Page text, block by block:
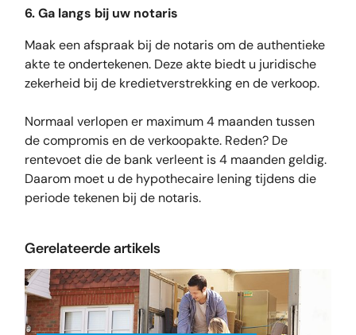
6. Ga langs bij uw notaris
Maak een afspraak bij de notaris om de authentieke
akte te ondertekenen. Deze akte biedt u juridische
zekerheid bij de kredietverstrekking en de verkoop.
Normaal verlopen er maximum 4 maanden tussen
de compromis en de verkoopakte. Reden? De
rentevoet die de bank verleent is 4 maanden geldig.
Daarom moet u de hypothecaire lening tijdens die
periode tekenen bij de notaris.
Gerelateerde artikels